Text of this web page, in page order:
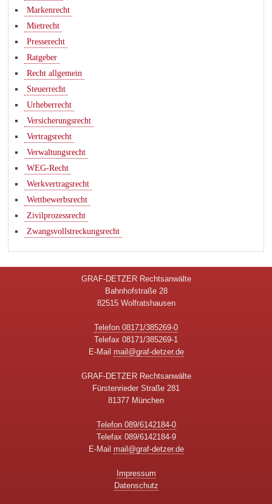
Markenrecht
Mietrecht
Presserecht
Ratgeber
Recht allgemein
Steuerrecht
Urheberrecht
Versicherungsrecht
Vertragsrecht
Verwaltungsrecht
WEG-Recht
Werkvertragsrecht
Wettbewerbsrecht
Zivilprozessrecht
Zwangsvollstreckungsrecht
GRAF-DETZER Rechtsanwälte
Bahnhofstraße 28
82515 Wolfratshausen
Telefon 08171/385269-0
Telefax 08171/385269-1
E-Mail mail@graf-detzer.de
GRAF-DETZER Rechtsanwälte
Fürstenrieder Straße 281
81377 München
Telefon 089/6142184-0
Telefax 089/6142184-9
E-Mail mail@graf-detzer.de
Impressum
Datenschutz